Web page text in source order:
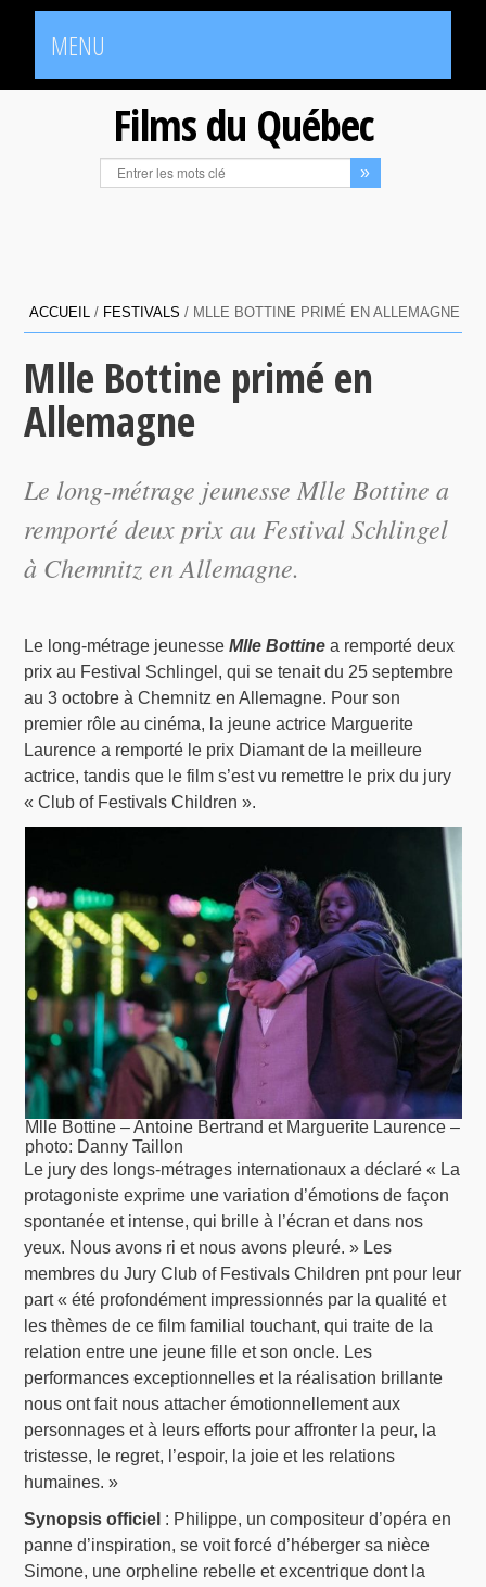
MENU
Films du Québec
ACCUEIL / FESTIVALS / MLLE BOTTINE PRIMÉ EN ALLEMAGNE
Mlle Bottine primé en
Allemagne
Le long-métrage jeunesse Mlle Bottine a
remporté deux prix au Festival Schlingel
à Chemnitz en Allemagne.
Le long-métrage jeunesseMlle Bottine a remporté deux
prix au Festival Schlingel, qui se tenait du 25 septembre
au 3 octobre à Chemnitz en Allemagne. Pour son
premier rôle au cinéma, la jeune actrice Marguerite
Laurence a remporté le prix Diamant de la meilleure
actrice, tandis que le film s’est vu remettre le prix du jury
« Club of Festivals Children ».
Mlle Bottine – Antoine Bertrand et Marguerite Laurence –
photo: Danny Taillon
Le jury des longs-métrages internationaux a déclaré « La
protagoniste exprime une variation d’émotions de façon
spontanée et intense, qui brille à l’écran et dans nos
yeux. Nous avons ri et nous avons pleuré. » Les
membres du Jury Club of Festivals Children pnt pour leur
part « été profondément impressionnés par la qualité et
les thèmes de ce film familial touchant, qui traite de la
relation entre une jeune fille et son oncle. Les
performances exceptionnelles et la réalisation brillante
nous ont fait nous attacher émotionnellement aux
personnages et à leurs efforts pour affronter la peur, la
tristesse, le regret, l’espoir, la joie et les relations
humaines. »
Synopsis officiel : Philippe, un compositeur d’opéra en
panne d’inspiration, se voit forcé d’héberger sa nièce
Simone, une orpheline rebelle et excentrique dont la